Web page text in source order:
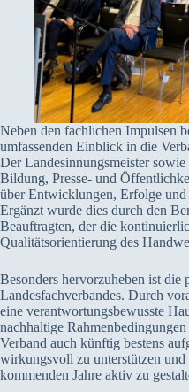
Neben den fachlichen Impulsen
umfassenden Einblick in die
Der Landesinnungsmeister
Bildung, Presse- und
über Entwicklungen, Erfolge
Ergänzt wurde dies durch den
Beauftragten, der die
Qualitätsorientierung des
Besonders hervorzuheben ist
Landesfachverbandes. Durch
eine verantwortungsbewusste
nachhaltige
Verband auch künftig bestens
wirkungsvoll zu unterstützen
kommenden Jahre aktiv zu